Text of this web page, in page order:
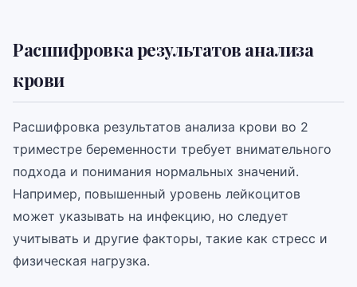
Расшифровка результатов анализа
крови
Расшифровка результатов анализа крови во 2
триместре беременности требует внимательного
подхода и понимания нормальных значений.
Например, повышенный уровень лейкоцитов
может указывать на инфекцию, но следует
учитывать и другие факторы, такие как стресс и
физическая нагрузка.